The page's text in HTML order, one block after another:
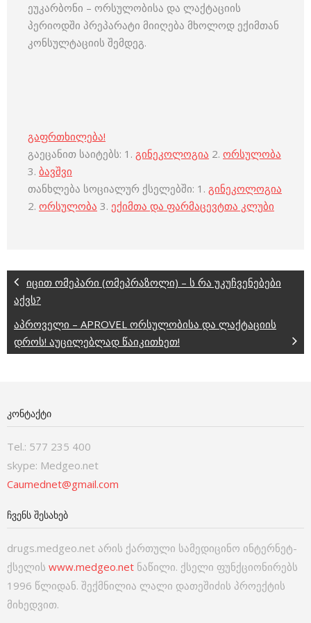
ეუკარბონი – ორსულობისა და ლაქტაციის
პერიოდში პრეპარატი მიიღება მხოლოდ ექიმთან
კონსულტაციის შემდეგ.
გაფრთხილება!
გაეცანით საიტებს: 1. გინეკოლოგია 2. ორსულობა
3. ბავშვი
თანხლება სოციალურ ქსელებში: 1. გინეკოლოგია
2. ორსულობა 3. ექიმთა და ფარმაცევტთა კლუბი
იცით ომეპარი (ომეპრაზოლი) – ს რა უკუჩვენებები
აქვს?
აპროველი – APROVEL ორსულობისა და ლაქტაციის
დროს! აუცილებლად წაიკითხეთ!
ᲙᲝᲜᲢᲐᲥᲢᲘ
Tel.: 577 235 400
skype: Medgeo.net
Caumednet@gmail.com
ᲩᲕᲔᲜᲡ ᲨᲔᲡᲐᲮᲔᲑ
drugs.medgeo.net არის ქართული სამედიცინო ინტერნეტ-
ქსელის www.medgeo.net ნაწილი. ქსელი ფუნქციონირებს
1996 წლიდან. შექმნილია ლალი დათეშიძის პროექტის
მიხედვით.